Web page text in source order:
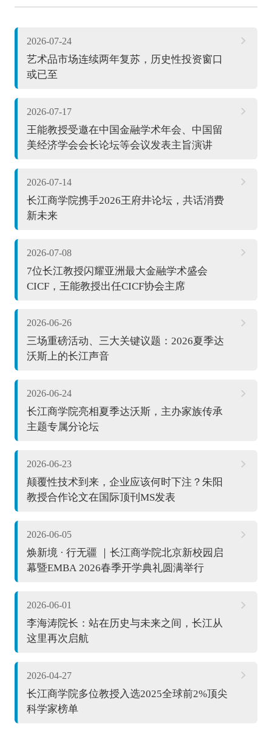
2026-07-24
艺术品市场连续两年复苏，历史性投资窗口
或已至
2026-07-17
王能教授受邀在中国金融学术年会、中国留
美经济学会会长论坛等会议发表主旨演讲
2026-07-14
长江商学院携手2026王府井论坛，共话消费
新未来
2026-07-08
7位长江教授闪耀亚洲最大金融学术盛会
CICF，王能教授出任CICF协会主席
2026-06-26
三场重磅活动、三大关键议题：2026夏季达
沃斯上的长江声音
2026-06-24
长江商学院亮相夏季达沃斯，主办家族传承
主题专属分论坛
2026-06-23
颠覆性技术到来，企业应该何时下注？朱阳
教授合作论文在国际顶刊MS发表
2026-06-05
焕新境 · 行无疆 ｜长江商学院北京新校园启
幕暨EMBA 2026春季开学典礼圆满举行
2026-06-01
李海涛院长：站在历史与未来之间，长江从
这里再次启航
2026-04-27
长江商学院多位教授入选2025全球前2%顶尖
科学家榜单